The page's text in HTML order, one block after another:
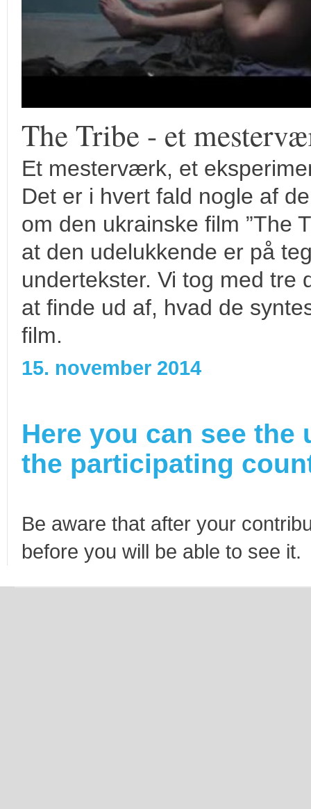
The Tribe - et
Et mesterværk, et
Det er i hvert fald nogle af
om den ukrainske film ”The
at den udelukkende er på
undertekster. Vi tog med tre
at finde ud af, hvad de
film.
15. november 2014
Here you can see
the participating
Be aware that after your
before you will be able to see it.